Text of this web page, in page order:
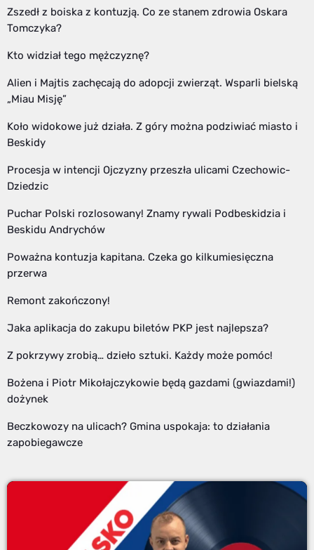
Zszedł z boiska z kontuzją. Co ze stanem zdrowia Oskara
Tomczyka?
Kto widział tego mężczyznę?
Alien i Majtis zachęcają do adopcji zwierząt. Wsparli bielską
„Miau Misję”
Koło widokowe już działa. Z góry można podziwiać miasto i
Beskidy
Procesja w intencji Ojczyzny przeszła ulicami Czechowic-
Dziedzic
Puchar Polski rozlosowany! Znamy rywali Podbeskidzia i
Beskidu Andrychów
Poważna kontuzja kapitana. Czeka go kilkumiesięczna
przerwa
Remont zakończony!
Jaka aplikacja do zakupu biletów PKP jest najlepsza?
Z pokrzywy zrobią… dzieło sztuki. Każdy może pomóc!
Bożena i Piotr Mikołajczykowie będą gazdami (gwiazdami!)
dożynek
Beczkowozy na ulicach? Gmina uspokaja: to działania
zapobiegawcze